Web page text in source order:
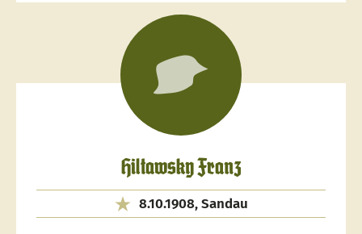
Hiltawsky Franz
8.10.1908, Sandau